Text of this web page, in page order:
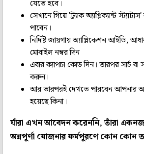
যেতে হবে।
সেখানে গিয়ে 'ট্র্যাক অ্যাপ্লিক্যান্ট
পাবেন।
নির্দিষ্ট জায়গায় অ্যাপ্লিকেশন আইডি,
মোবাইল নম্বর দিন
এবার ক্যাপচা কোড দিন। তারপর সার্চ
করুন।
আর তারপরই দেখতে পারবেন
হয়েছে কিনা।
যাঁরা এখন আবেদন করেননি, তাঁরা
অন্নপূর্ণা যোজনার ফর্মপূরণে কোন কোন